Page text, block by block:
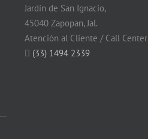
Jardín de San Ignacio,
45040 Zapopan, Jal.
Atención al Cliente / Call Center
(33) 1494 2339